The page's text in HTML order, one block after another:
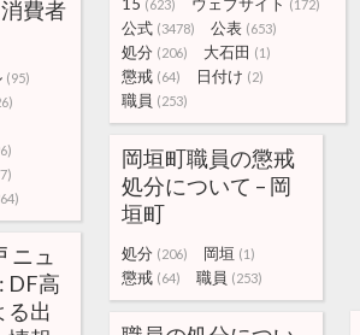
(623) (172)
公式 (3478) 公表 (653)
処分 (206) 大石田 (1)
懲戒 (64) 日付け (2)
職員 (253)
費者
(95)
岡垣町職員の懲戒
処分について – 岡
垣町
処分 (206) 岡垣 (1)
懲戒 (64) 職員 (253)
ニュ
DF高
る出